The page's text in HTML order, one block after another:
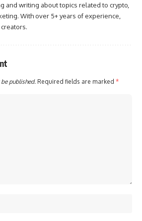
and writing about topics related to crypto,
With over 5+ years of experience,
published. Required fields are marked *